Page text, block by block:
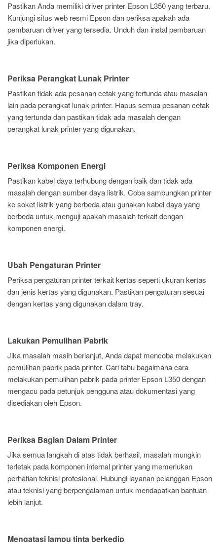
Pastikan Anda memiliki driver printer Epson L350 yang terbaru.
Kunjungi situs web resmi Epson dan periksa apakah ada
pembaruan driver yang tersedia. Unduh dan instal pembaruan
jika diperlukan.
Periksa Perangkat Lunak Printer
Pastikan tidak ada pesanan cetak yang tertunda atau masalah
lain pada perangkat lunak printer. Hapus semua pesanan cetak
yang tertunda dan pastikan tidak ada masalah dengan
perangkat lunak printer yang digunakan.
Periksa Komponen Energi
Pastikan kabel daya terhubung dengan baik dan tidak ada
masalah dengan sumber daya listrik. Coba sambungkan printer
ke soket listrik yang berbeda atau gunakan kabel daya yang
berbeda untuk menguji apakah masalah terkait dengan
komponen energi.
Ubah Pengaturan Printer
Periksa pengaturan printer terkait kertas seperti ukuran kertas
dan jenis kertas yang digunakan. Pastikan pengaturan sesuai
dengan kertas yang digunakan dalam tray.
Lakukan Pemulihan Pabrik
Jika masalah masih berlanjut, Anda dapat mencoba melakukan
pemulihan pabrik pada printer. Cari tahu bagaimana cara
melakukan pemulihan pabrik pada printer Epson L350 dengan
mengacu pada petunjuk pengguna atau dokumentasi yang
disediakan oleh Epson.
Periksa Bagian Dalam Printer
Jika semua langkah di atas tidak berhasil, masalah mungkin
terletak pada komponen internal printer yang memerlukan
perhatian teknisi profesional. Hubungi layanan pelanggan Epson
atau teknisi yang berpengalaman untuk mendapatkan bantuan
lebih lanjut.
Mengatasi lampu tinta berkedip